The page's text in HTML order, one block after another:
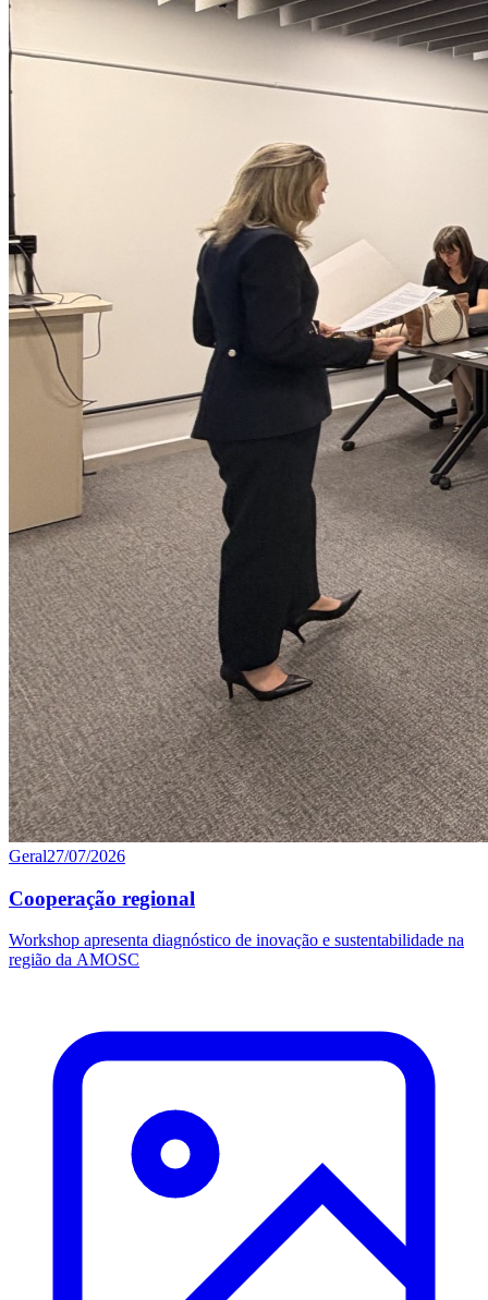
Geral27/07/2026
Cooperação regional
Workshop apresenta diagnóstico de inovação e sustentabilidade na
região da AMOSC